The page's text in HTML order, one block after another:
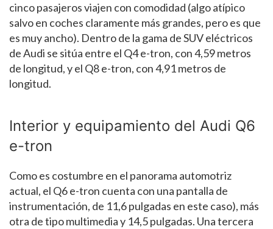
cinco pasajeros viajen con comodidad (algo atípico
salvo en coches claramente más grandes, pero es que
es muy ancho). Dentro de la gama de SUV eléctricos
de Audi se sitúa entre el Q4 e-tron, con 4,59 metros
de longitud, y el Q8 e-tron, con 4,91 metros de
longitud.
Interior y equipamiento del Audi Q6
e-tron
Como es costumbre en el panorama automotriz
actual, el Q6 e-tron cuenta con una pantalla de
instrumentación, de 11,6 pulgadas en este caso), más
otra de tipo multimedia y 14,5 pulgadas. Una tercera